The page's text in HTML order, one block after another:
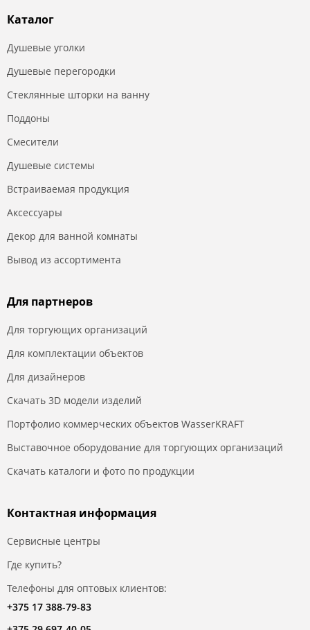
Каталог
Душевые уголки
Душевые перегородки
Стеклянные шторки на ванну
Поддоны
Смесители
Душевые системы
Встраиваемая продукция
Аксессуары
Декор для ванной комнаты
Вывод из ассортимента
Для партнеров
Для торгующих организаций
Для комплектации объектов
Для дизайнеров
Скачать 3D модели изделий
Портфолио коммерческих объектов WasserKRAFT
Выставочное оборудование для торгующих организаций
Скачать каталоги и фото по продукции
Контактная информация
Сервисные центры
Где купить?
Телефоны для оптовых клиентов:
+375 17 388-79-83